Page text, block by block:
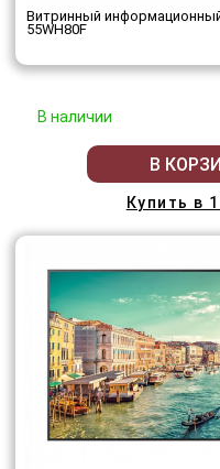
Витринный
55WH80F
В наличии
В
Купить в